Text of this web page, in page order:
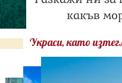
какъв
Украси, като